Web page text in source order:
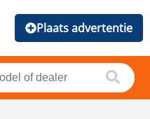
Plaats advertentie